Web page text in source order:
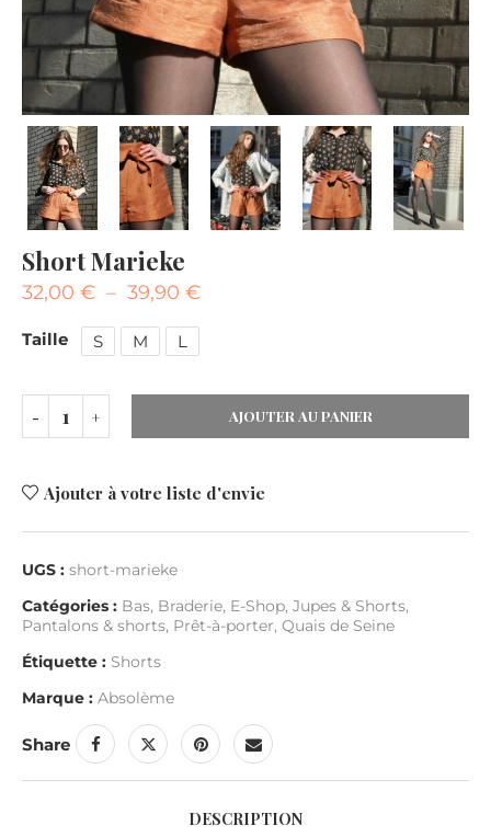
Short Marieke
32,00 € – 39,90 €
Taille S M L
AJOUTER AU PANIER
Ajouter à votre liste d'envie
UGS : short-marieke
Catégories : Bas, Braderie, E-Shop, Jupes & Shorts,
Pantalons & shorts, Prêt-à-porter, Quais de Seine
Étiquette : Shorts
Marque : Absolème
Share
DESCRIPTION